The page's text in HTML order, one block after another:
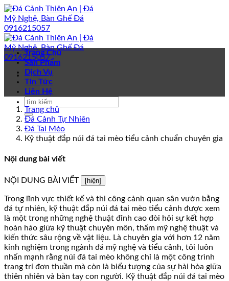
Bỏ
qua
nội
dung
Trang Chủ
Sản Phẩm
Dịch Vụ
Tin Tức
Liên Hệ
Trang chủ
Đá Cảnh Tự Nhiên
Đá Tai Mèo
Kỹ thuật đắp núi đá tai mèo tiểu cảnh chuẩn chuyên gia
Nội dung bài viết
NỘI DUNG BÀI VIẾT [hiện]
Trong lĩnh vực thiết kế và thi công cảnh quan sân vườn bằng
đá tự nhiên, kỹ thuật đắp núi đá tai mèo tiểu cảnh được xem
là một trong những nghệ thuật đỉnh cao đòi hỏi sự kết hợp
hoàn hảo giữa kỹ thuật chuyên môn, thẩm mỹ nghệ thuật và
kiến thức sâu rộng về vật liệu. Là chuyên gia với hơn 12 năm
kinh nghiệm trong ngành đá mỹ nghệ và tiểu cảnh, tôi luôn
nhấn mạnh rằng núi đá tai mèo không chỉ là một công trình
trang trí đơn thuần mà còn là biểu tượng của sự hài hòa giữa
thiên nhiên và bàn tay con người. Kỹ thuật đắp núi đá tai mèo